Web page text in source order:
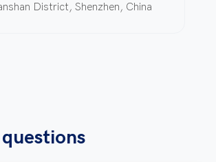
District, Shenzhen, China